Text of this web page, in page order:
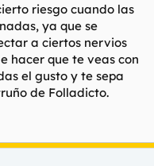
riesgo cuando las
ya que se
a ciertos nervios
hacer que te veas con
el gusto y te sepa
de Folladicto.